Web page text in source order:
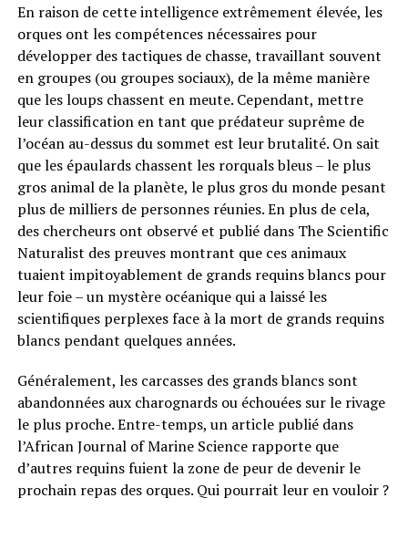
En raison de cette intelligence extrêmement élevée, les
orques ont les compétences nécessaires pour
développer des tactiques de chasse, travaillant souvent
en groupes (ou groupes sociaux), de la même manière
que les loups chassent en meute. Cependant, mettre
leur classification en tant que prédateur suprême de
l’océan au-dessus du sommet est leur brutalité. On sait
que les épaulards chassent les rorquals bleus – le plus
gros animal de la planète, le plus gros du monde pesant
plus de milliers de personnes réunies. En plus de cela,
des chercheurs ont observé et publié dans The Scientific
Naturalist des preuves montrant que ces animaux
tuaient impitoyablement de grands requins blancs pour
leur foie – un mystère océanique qui a laissé les
scientifiques perplexes face à la mort de grands requins
blancs pendant quelques années.
Généralement, les carcasses des grands blancs sont
abandonnées aux charognards ou échouées sur le rivage
le plus proche. Entre-temps, un article publié dans
l’African Journal of Marine Science rapporte que
d’autres requins fuient la zone de peur de devenir le
prochain repas des orques. Qui pourrait leur en vouloir ?